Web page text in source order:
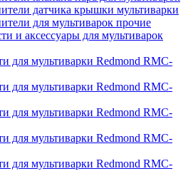
датчика крышки мультиварки
для мультиварок прочие
и аксессуары для мультиварок
для мультиварки Redmond RMC-
для мультиварки Redmond RMC-
для мультиварки Redmond RMC-
для мультиварки Redmond RMC-
для мультиварки Redmond RMC-